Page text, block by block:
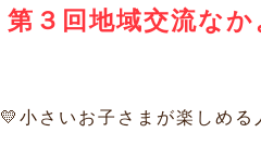
第３回地域交流な
💛小さいお子さまが楽しめる